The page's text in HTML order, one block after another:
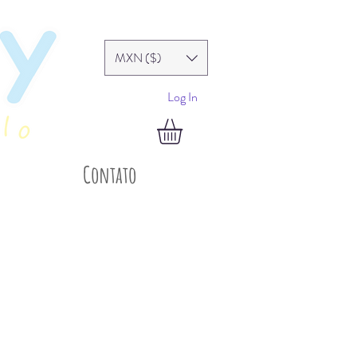
MXN ($)
Log In
Contato